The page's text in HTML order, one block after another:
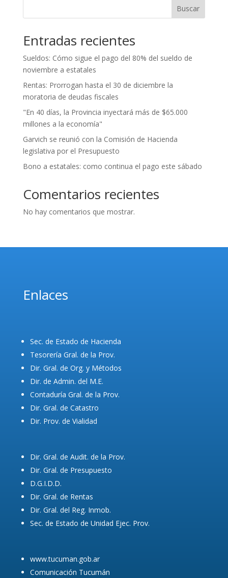
Buscar
Entradas recientes
Sueldos: Cómo sigue el pago del 80% del sueldo de
noviembre a estatales
Rentas: Prorrogan hasta el 30 de diciembre la
moratoria de deudas fiscales
"En 40 días, la Provincia inyectará más de $65.000
millones a la economía"
Garvich se reunió con la Comisión de Hacienda
legislativa por el Presupuesto
Bono a estatales: como continua el pago este sábado
Comentarios recientes
No hay comentarios que mostrar.
Enlaces
Sec. de Estado de Hacienda
Tesorería Gral. de la Prov.
Dir. Gral. de Org. y Métodos
Dir. de Admin. del M.E.
Contaduría Gral. de la Prov.
Dir. Gral. de Catastro
Dir. Prov. de Vialidad
Dir. Gral. de Audit. de la Prov.
Dir. Gral. de Presupuesto
D.G.I.D.D.
Dir. Gral. de Rentas
Dir. Gral. del Reg. Inmob.
Sec. de Estado de Unidad Ejec. Prov.
www.tucuman.gob.ar
Comunicación Tucumán